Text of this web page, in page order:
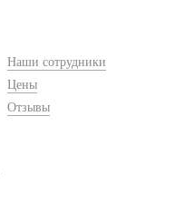
Наши сотрудники
Цены
Отзывы